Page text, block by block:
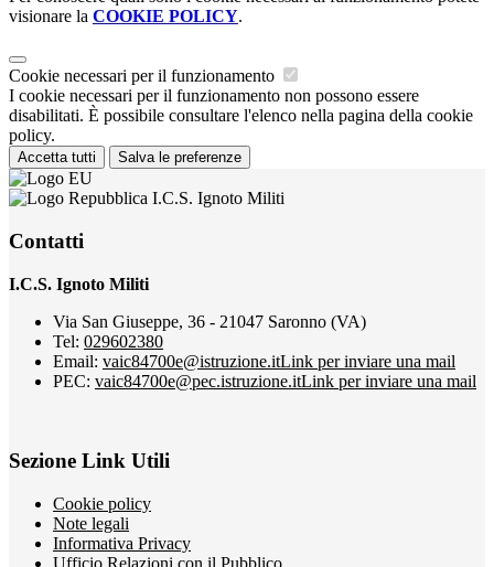
visionare la COOKIE POLICY.
Cookie necessari per il funzionamento
I cookie necessari per il funzionamento non possono essere
disabilitati. È possibile consultare l'elenco nella pagina della cookie
policy.
Accetta tutti Salva le preferenze
I.C.S. Ignoto Militi
Contatti
I.C.S. Ignoto Militi
Via San Giuseppe, 36 - 21047 Saronno (VA)
Tel: 029602380
Email: vaic84700e@istruzione.itLink per inviare una mail
PEC: vaic84700e@pec.istruzione.itLink per inviare una mail
Sezione Link Utili
Cookie policy
Note legali
Informativa Privacy
Ufficio Relazioni con il Pubblico